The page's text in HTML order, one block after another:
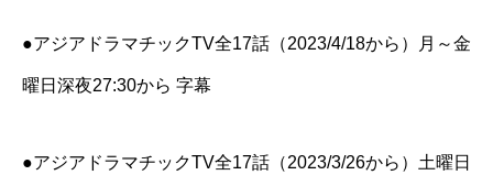
●アジアドラマチックTV全17話（2023/4/18から）月～金
曜日深夜27:30から 字幕
●アジアドラマチックTV全17話（2023/3/26から）土曜日